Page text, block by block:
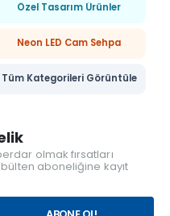
Özel Tasarım Ürünler
Neon LED Cam Sehpa
Tüm Kategorileri Görüntüle
olmak fırsatları
aboneliğine kayıt